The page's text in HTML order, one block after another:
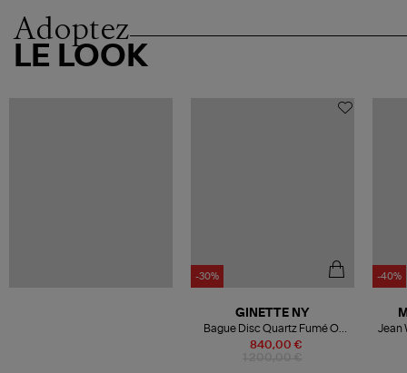
Adoptez
LE LOOK
-30%
840,00 €
GINETTE NY
Bague Disc Quartz Fumé Or
Rose
-40%